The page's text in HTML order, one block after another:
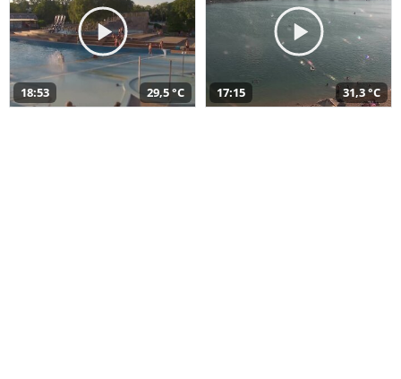
18:53 29,5 °C 17:15 31,3 °C